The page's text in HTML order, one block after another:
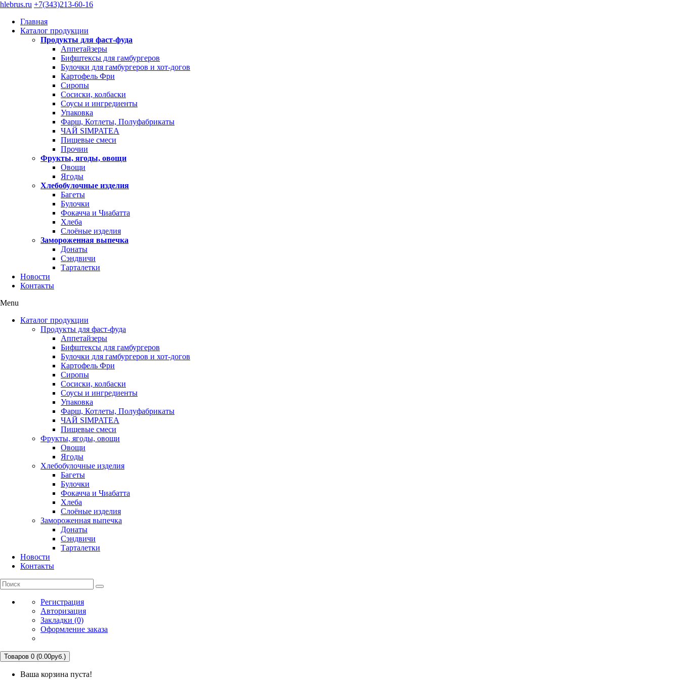
hlebrus.ru +7(343)213-60-16
Главная
Каталог продукции
Продукты для фаст-фуда
Аппетайзеры
Бифштексы для гамбургеров
Булочки для гамбургеров и хот-догов
Картофель Фри
Сиропы
Сосиски, колбаски
Соусы и ингредиенты
Упаковка
Фарш, Котлеты, Полуфабрикаты
ЧАЙ SIMPATEA
Пищевые смеси
Прочии
Фрукты, ягоды, овощи
Овощи
Ягоды
Хлебобулочные изделия
Багеты
Булочки
Фокачча и Чиабатта
Хлеба
Слоёные изделия
Замороженная выпечка
Донаты
Сэндвичи
Тарталетки
Новости
Контакты
Menu
Каталог продукции
Продукты для фаст-фуда
Аппетайзеры
Бифштексы для гамбургеров
Булочки для гамбургеров и хот-догов
Картофель Фри
Сиропы
Сосиски, колбаски
Соусы и ингредиенты
Упаковка
Фарш, Котлеты, Полуфабрикаты
ЧАЙ SIMPATEA
Пищевые смеси
Фрукты, ягоды, овощи
Овощи
Ягоды
Хлебобулочные изделия
Багеты
Булочки
Фокачча и Чиабатта
Хлеба
Слоёные изделия
Замороженная выпечка
Донаты
Сэндвичи
Тарталетки
Новости
Контакты
Регистрация
Авторизация
Закладки (0)
Оформление заказа
Товаров 0 (0.00руб.)
Ваша корзина пуста!